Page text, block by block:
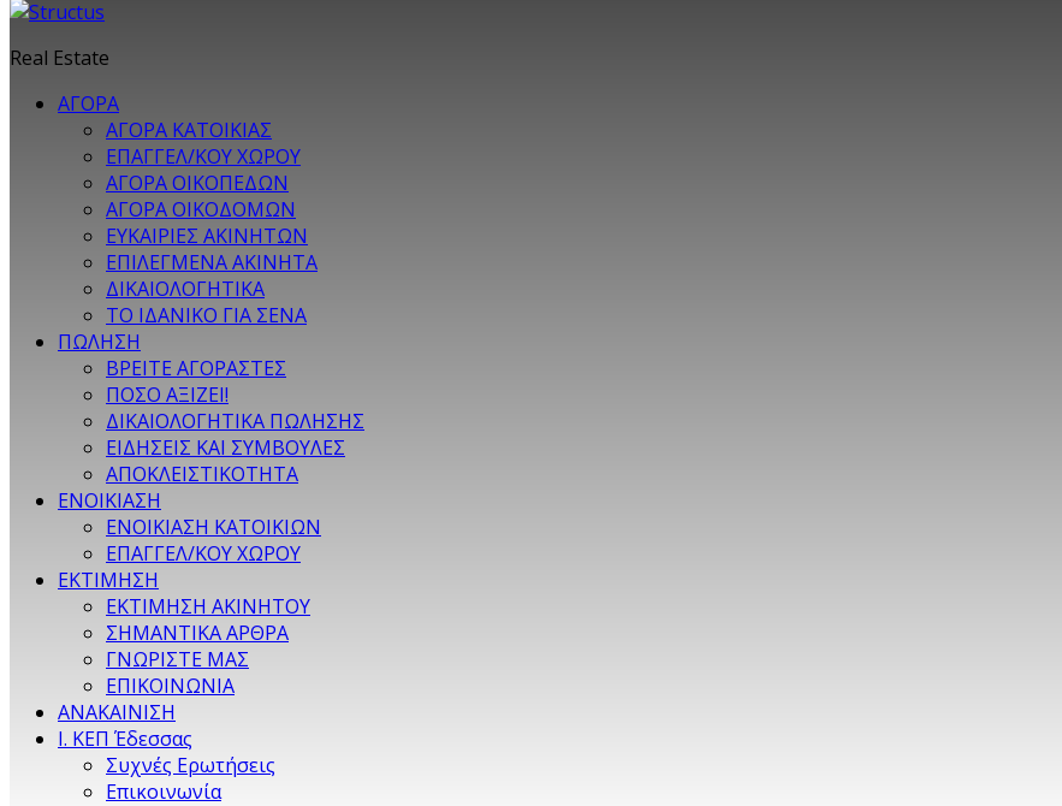
Real Estate
ΑΓΟΡΑ
ΑΓΟΡΑ ΚΑΤΟΙΚΙΑΣ
ΕΠΑΓΓΕΛ/ΚΟΥ ΧΩΡΟΥ
ΑΓΟΡΑ ΟΙΚΟΠΕΔΩΝ
ΑΓΟΡΑ ΟΙΚΟΔΟΜΩΝ
ΕΥΚΑΙΡΙΕΣ ΑΚΙΝΗΤΩΝ
ΕΠΙΛΕΓΜΕΝΑ ΑΚΙΝΗΤΑ
ΔΙΚΑΙΟΛΟΓΗΤΙΚΑ
ΤΟ ΙΔΑΝΙΚΟ ΓΙΑ ΣΕΝΑ
ΠΩΛΗΣΗ
ΒΡΕΙΤΕ ΑΓΟΡΑΣΤΕΣ
ΠΟΣΟ ΑΞΙΖΕΙ!
ΔΙΚΑΙΟΛΟΓΗΤΙΚΑ ΠΩΛΗΣΗΣ
ΕΙΔΗΣΕΙΣ ΚΑΙ ΣΥΜΒΟΥΛΕΣ
ΑΠΟΚΛΕΙΣΤΙΚΟΤΗΤΑ
ΕΝΟΙΚΙΑΣΗ
ΕΝΟΙΚΙΑΣΗ ΚΑΤΟΙΚΙΩΝ
ΕΠΑΓΓΕΛ/ΚΟΥ ΧΩΡΟΥ
ΕΚΤΙΜΗΣΗ
ΕΚΤΙΜΗΣΗ ΑΚΙΝΗΤΟΥ
ΣΗΜΑΝΤΙΚΑ ΑΡΘΡΑ
ΓΝΩΡΙΣΤΕ ΜΑΣ
ΕΠΙΚΟΙΝΩΝΙΑ
ΑΝΑΚΑΙΝΙΣΗ
Ι. ΚΕΠ Έδεσσας
Συχνές Ερωτήσεις
Επικοινωνία